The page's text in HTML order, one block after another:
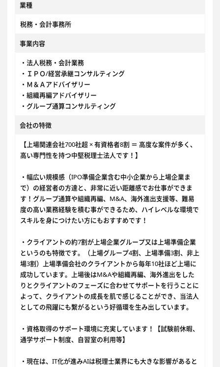
業種
税務・会計事務所
事業内容
・法人税務・会計業務
・ＩＰＯ/経営承継コンサルティング
・Ｍ＆Ａアドバイザリー
・組織再編アドバイザリー
・グループ通算コンサルティング
会社の特徴
【上場関連会社700社超 × 有資格者8割 ＝ 高度な案件が多く、
高い専門性を持つ中堅税理士法人です！】
・幅広い規模感（IPO準備企業含む中小企業から上場企業ま
で）の経営者の方達と、非常に近い距離感でお仕事ができま
す！グループ通算や組織再編、M&A、海外進出支援等、難易
度の高い業務経験を積む事ができるため、ハイレベルな環境で
スキルを身につけたい方にもおすすめです！
・クライアントの約7割が上場企業グループ又は上場準備企業
というのも特徴です。（上場グループ4割、上場準備3割、非上
場3割）上場準備会社のクライアントから毎年10社ほど上場に
成功しています。上場後はM&Aや組織再編、海外進出をした
りとクライアントのフェーズに合わせてサポートを行うことに
よって、クライアントの成長を肌で感じることができ、当法人
としての飛躍にも繋がるという好循環を生み出しています。
・資格取得のサポート環境に充実しています！【試験前休暇、
通学サポート制度、自習室の利用等】
・現在は、IT化が進みAIは税理士業界にも大きな影響があると